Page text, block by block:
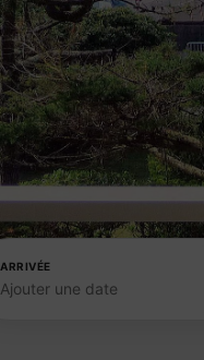
ARRIVÉE
Ajouter une date